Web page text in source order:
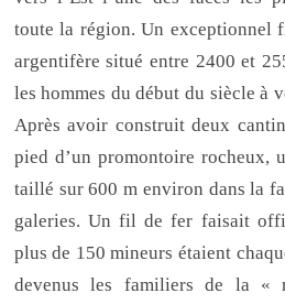
toute la région. Un exceptionnel
argentifère situé entre 2400 et
les hommes du début du siècle à
Après avoir construit deux
pied d’un promontoire rocheux,
taillé sur 600 m environ dans la
galeries. Un fil de fer faisait
plus de 150 mineurs étaient
devenus les familiers de la «